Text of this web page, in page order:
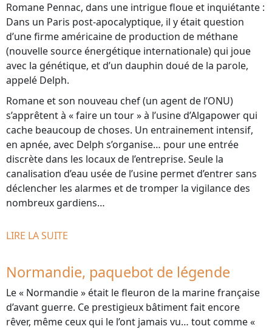
Romane Pennac, dans une intrigue floue et inquiétante :
Dans un Paris post-apocalyptique, il y était question
d’une firme américaine de production de méthane
(nouvelle source énergétique internationale) qui joue
avec la génétique, et d’un dauphin doué de la parole,
appelé Delph.
Romane et son nouveau chef (un agent de l’ONU)
s’apprêtent à « faire un tour » à l’usine d’Algapower qui
cache beaucoup de choses. Un entrainement intensif,
en apnée, avec Delph s’organise… pour une entrée
discrète dans les locaux de l’entreprise. Seule la
canalisation d’eau usée de l’usine permet d’entrer sans
déclencher les alarmes et de tromper la vigilance des
nombreux gardiens…
LIRE LA SUITE
Normandie, paquebot de légende
Le « Normandie » était le fleuron de la marine française
d’avant guerre. Ce prestigieux bâtiment fait encore
rêver, même ceux qui le l’ont jamais vu… tout comme «